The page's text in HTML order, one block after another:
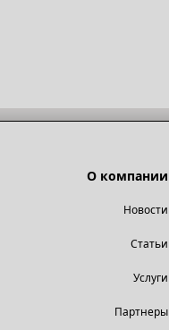
О компании
Новости
Статьи
Услуги
Партнеры